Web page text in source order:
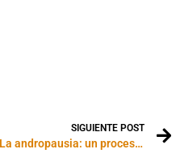
SIGUIENTE POST
La andropausia: un proceso de cambios